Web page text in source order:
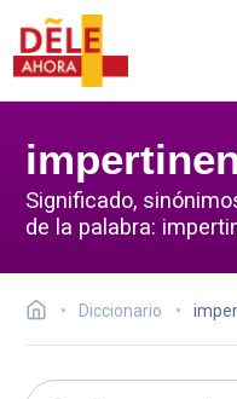
Significado,
de la palabra:
Diccionario